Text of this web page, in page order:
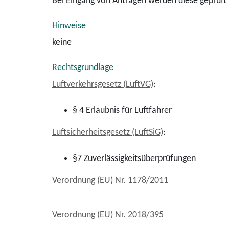
Hinweise
keine
Rechtsgrundlage
Luftverkehrsgesetz (LuftVG):
§ 4 Erlaubnis für Luftfahrer
Luftsicherheitsgesetz (LuftSiG):
§7 Zuverlässigkeitsüberprüfungen
Verordnung (EU) Nr. 1178/2011
Verordnung (EU) Nr. 2018/395